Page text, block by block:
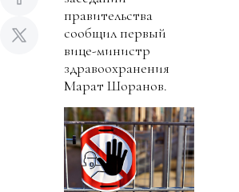
правительства
сообщил первый
вице-министр
здравоохранения
Марат Шоранов.